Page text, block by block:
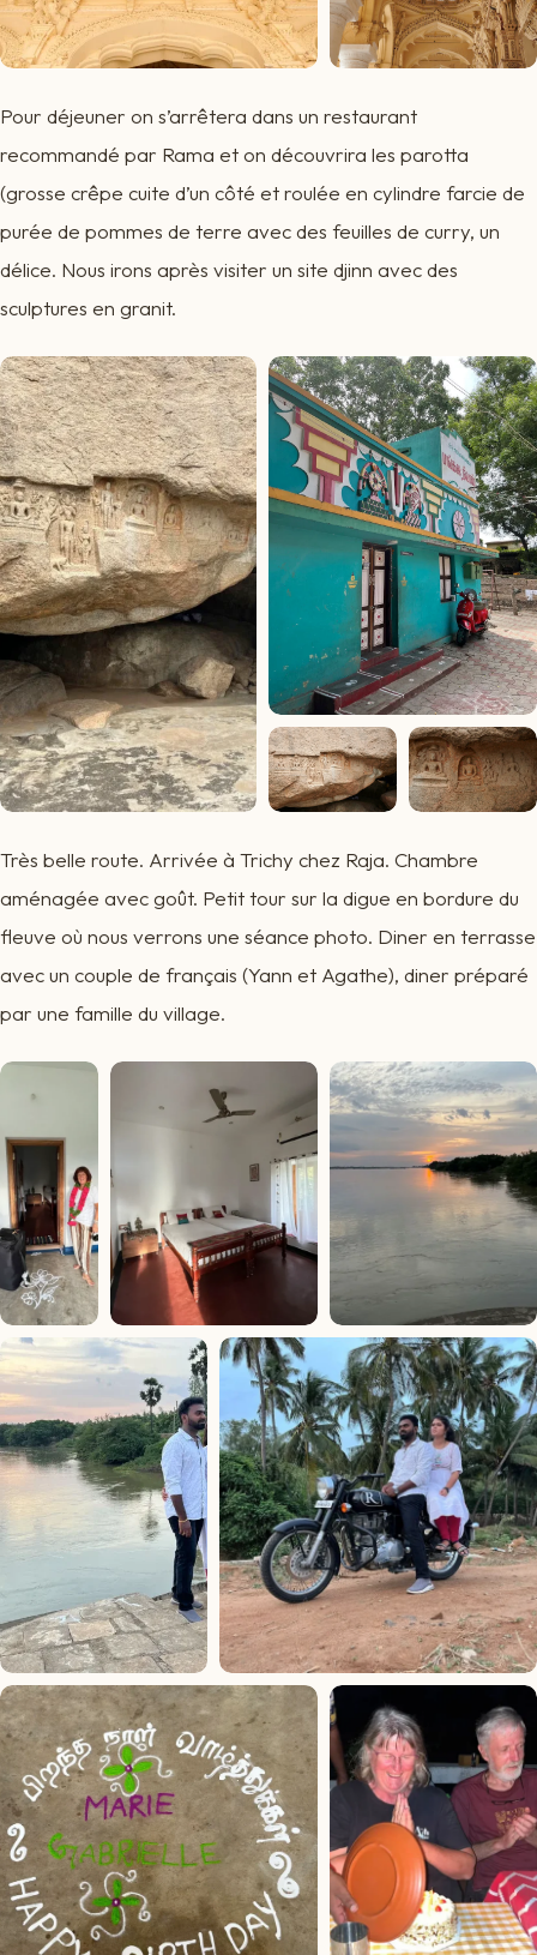
Pour déjeuner on s’arrêtera dans un restaurant
recommandé par Rama et on découvrira les parotta
(grosse crêpe cuite d’un côté et roulée en cylindre farcie de
purée de pommes de terre avec des feuilles de curry, un
délice. Nous irons après visiter un site djinn avec des
sculptures en granit.
Très belle route. Arrivée à Trichy chez Raja. Chambre
aménagée avec goût. Petit tour sur la digue en bordure du
fleuve où nous verrons une séance photo. Diner en terrasse
avec un couple de français (Yann et Agathe), diner préparé
par une famille du village.